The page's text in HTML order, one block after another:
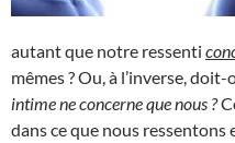
autant que notre ressenti
mêmes ? Ou, à l’inverse,
intime ne concerne que nous ?
dans ce que nous ressentons